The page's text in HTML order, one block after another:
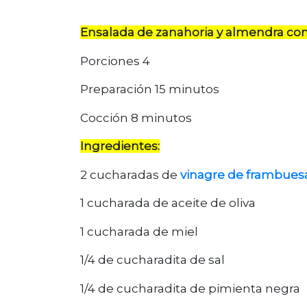
Ensalada de zanahoria y almendra
Porciones 4
Preparación 15 minutos
Cocción 8 minutos
Ingredientes:
2 cucharadas de vinagre de
1 cucharada de aceite de oliva
1 cucharada de miel
1/4 de cucharadita de sal
1/4 de cucharadita de pimienta negra